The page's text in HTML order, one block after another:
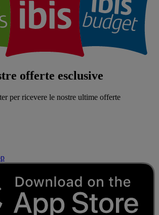
offerte esclusive
per ricevere le nostre ultime offerte